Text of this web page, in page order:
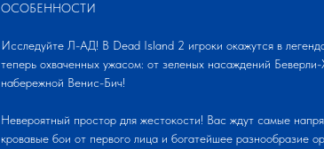
ОСОБЕННОСТИ
Исследуйте Л-АД! В Dead Island 2 игроки окажутся в
теперь охваченных ужасом: от зеленых насаждений Беверли-
набережной Венис-Бич!
Невероятный простор для жестокости! Вас ждут самые
кровавые бои от первого лица и богатейшее разнообразие